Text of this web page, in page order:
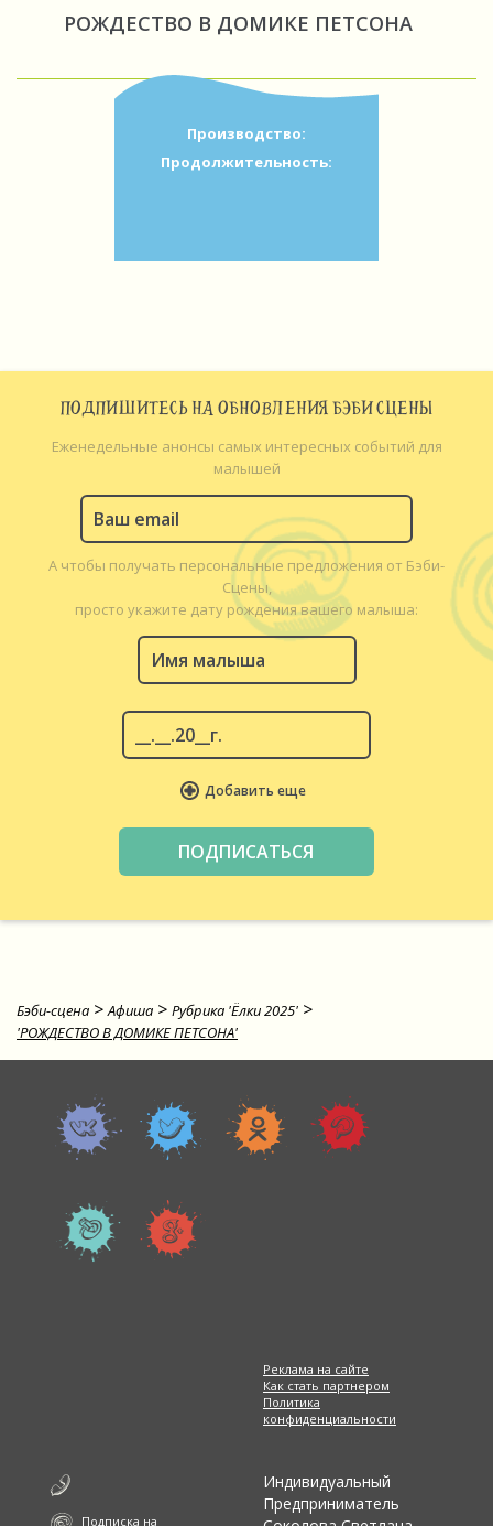
РОЖДЕСТВО В ДОМИКЕ ПЕТСОНА
Производство:
Продолжительность:
ПОДПИШИТЕСЬ НА ОБНОВЛЕНИЯ БЭБИ СЦЕНЫ
Еженедельные анонсы самых интересных событий для
малышей
А чтобы получать персональные предложения от Бэби-
Сцены,
просто укажите дату рождения вашего малыша:
Добавить еще
Бэби-сцена >Афиша > Рубрика 'Ёлки 2025' >
'РОЖДЕСТВО В ДОМИКЕ ПЕТСОНА'
Реклама на сайте
Как стать партнером
Политика
конфиденциальности
Подписка на
Индивидуальный
Предприниматель